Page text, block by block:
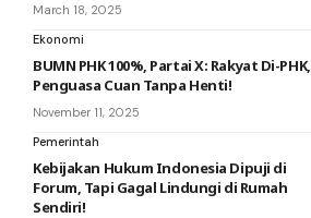
March 18, 2025
Ekonomi
BUMN PHK 100%, Partai X: Rakyat Di-PHK,
Penguasa Cuan Tanpa Henti!
November 11, 2025
Pemerintah
Kebijakan Hukum Indonesia Dipuji di
Forum, Tapi Gagal Lindungi di Rumah
Sendiri!